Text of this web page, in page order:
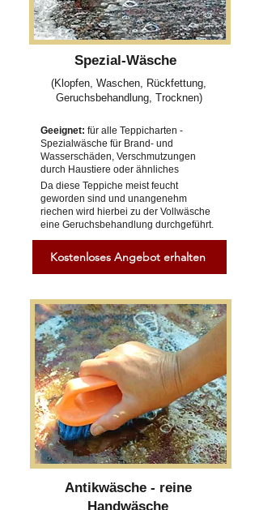
Spezial-Wäsche
(Klopfen, Waschen, Rückfettung,
Geruchsbehandlung, Trocknen)
Geeignet: für alle Teppicharten -
Spezialwäsche für Brand- und
Wasserschäden, Verschmutzungen
durch Haustiere oder ähnliches
Da diese Teppiche meist feucht
geworden sind und unangenehm
riechen wird hierbei zu der Vollwäsche
eine Geruchsbehandlung durchgeführt.
Kostenloses Angebot erhalten
Antikwäsche - reine
Handwäsche